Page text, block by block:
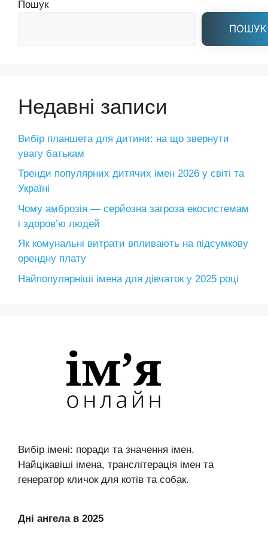
Пошук
ПОШУК
Недавні записи
Вибір планшета для дитини: на що звернути
увагу батькам
Тренди популярних дитячих імен 2026 у світі та
Україні
Чому амброзія — серйозна загроза екосистемам
і здоров’ю людей
Як комунальні витрати впливають на підсумкову
орендну плату
Найпопулярніші імена для дівчаток у 2025 році
Вибір імені: поради та значення імен.
Найцікавіші імена, транслітерація імен та
генератор кличок для котів та собак.
Дні ангела в 2025